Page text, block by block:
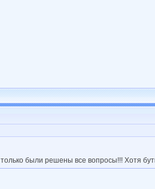
были решены все вопросы!!! Хотя